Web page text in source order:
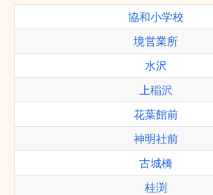
協和小学校
境営業所
水沢
上稲沢
花葉館前
神明社前
古城橋
桂渕